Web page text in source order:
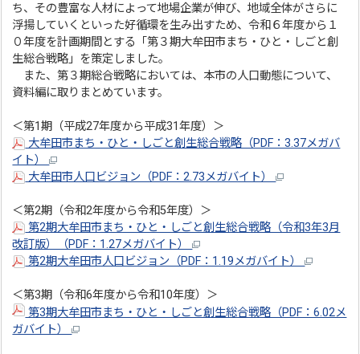
ち、その豊富な人材によって地場企業が伸び、地域全体がさらに
浮揚していくといった好循環を生み出すため、令和６年度から１
０年度を計画期間とする「第３期大牟田市まち・ひと・しごと創
生総合戦略」を策定しました。
また、第３期総合戦略においては、本市の人口動態について、
資料編に取りまとめています。
＜第1期（平成27年度から平成31年度）＞
大牟田市まち・ひと・しごと創生総合戦略（PDF：3.37メガバ
イト）
大牟田市人口ビジョン（PDF：2.73メガバイト）
＜第2期（令和2年度から令和5年度）＞
第2期大牟田市まち・ひと・しごと創生総合戦略（令和3年3月
改訂版）（PDF：1.27メガバイト）
第2期大牟田市人口ビジョン（PDF：1.19メガバイト）
＜第3期（令和6年度から令和10年度）＞
第3期大牟田市まち・ひと・しごと創生総合戦略（PDF：6.02メ
ガバイト）